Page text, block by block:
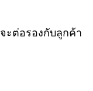
ะต่อรองกับลูกค้า